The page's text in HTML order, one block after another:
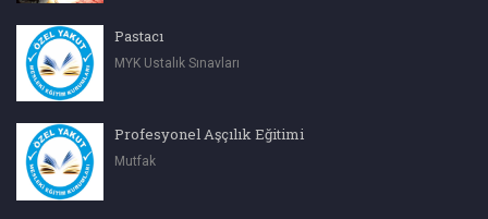
Pastacı
MYK Ustalık Sınavları
Profesyonel Aşçılık Eğitimi
Mutfak